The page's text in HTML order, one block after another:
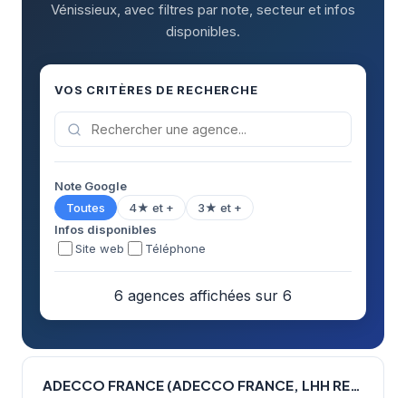
Vénissieux, avec filtres par note, secteur et infos
disponibles.
VOS CRITÈRES DE RECHERCHE
Note Google
Toutes
4★ et +
3★ et +
Infos disponibles
Site web
Téléphone
6 agences affichées sur 6
ADECCO FRANCE (ADECCO FRANCE, LHH RECRUITMENT SOLUTIONS, AKKODIS TALENT, QAPA)